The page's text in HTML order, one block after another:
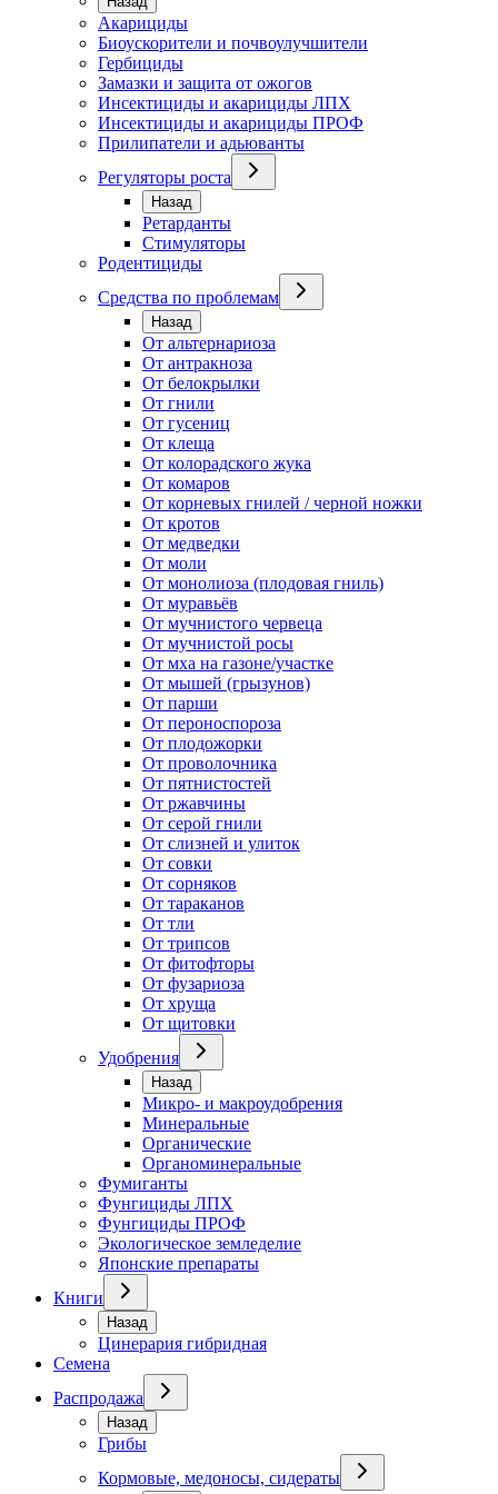
Акарициды
Биоускорители и почвоулучшители
Гербициды
Замазки и защита от ожогов
Инсектициды и акарициды ЛПХ
Инсектициды и акарициды ПРОФ
Прилипатели и адьюванты
Регуляторы роста
Назад
Ретарданты
Стимуляторы
Родентициды
Средства по проблемам
Назад
От альтернариоза
От антракноза
От белокрылки
От гнили
От гусениц
От клеща
От колорадского жука
От комаров
От корневых гнилей / черной ножки
От кротов
От медведки
От моли
От монолиоза (плодовая гниль)
От муравьёв
От мучнистого червеца
От мучнистой росы
От мха на газоне/участке
От мышей (грызунов)
От парши
От пероноспороза
От плодожорки
От проволочника
От пятнистостей
От ржавчины
От серой гнили
От слизней и улиток
От совки
От сорняков
От тараканов
От тли
От трипсов
От фитофторы
От фузариоза
От хруща
От щитовки
Удобрения
Назад
Микро- и макроудобрения
Минеральные
Органические
Органоминеральные
Фумиганты
Фунгициды ЛПХ
Фунгициды ПРОФ
Экологическое земледелие
Японские препараты
Книги
Назад
Цинерария гибридная
Семена
Распродажа
Назад
Грибы
Кормовые, медоносы, сидераты